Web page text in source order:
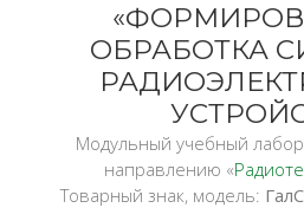
ОБРАБОТКА
Модульный учебный
направлению «
Товарный знак, модель: